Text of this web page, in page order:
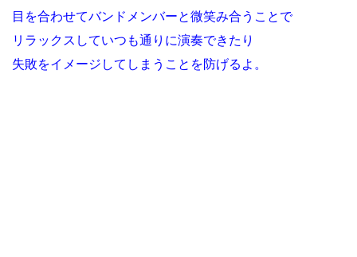
目を合わせてバンドメンバーと微笑み合うことで
リラックスしていつも通りに演奏できたり
失敗をイメージしてしまうことを防げるよ。